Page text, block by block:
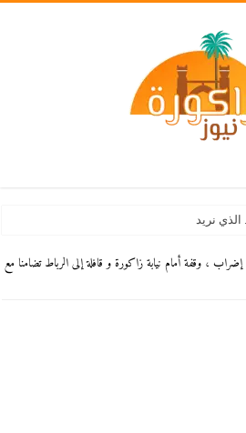
نريد
، وقفة أمام نيابة زاكورة و قافلة إلى الرباط تضامنا مع